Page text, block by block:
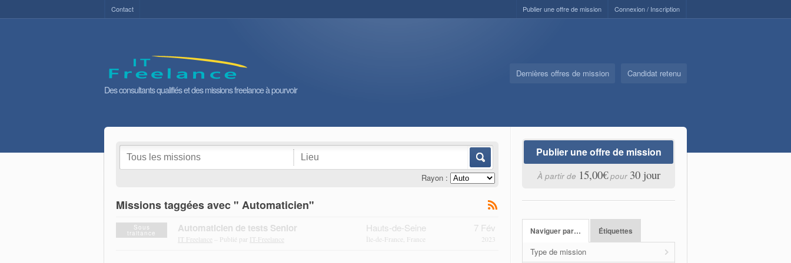
Contact Connexion / Inscription
Publier une offre de mission
Des consultants qualifiés et des missions freelance à pourvoir
Dernières offres de mission Candidat retenu
Rayon :
Missions taggées avec " Automaticien"
Sous
traitance Automaticien de tests Senior
IT Freelance – Publié par IT-Freelance
Hauts-de-Seine
Île-de-France, France
7 Fév
2023
Publier une offre de mission
À partir de 15,00€pour 30 jour
Naviguer par… Étiquettes
Type de mission